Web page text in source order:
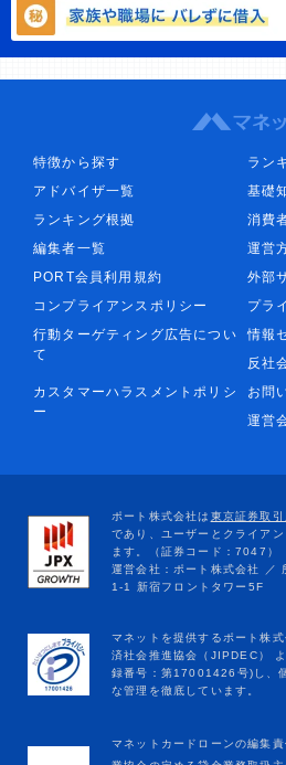
特徴から探す
ラン
アドバイザ一覧
基礎
ランキング根拠
消費
編集者一覧
運営
PORT会員利用規約
外部
コンプライアンスポリシー
プラ
行動ターゲティング広告につい
て
情報
反社
カスタマーハラスメントポリシ
ー
お問
運営
マネットカードローンの編集